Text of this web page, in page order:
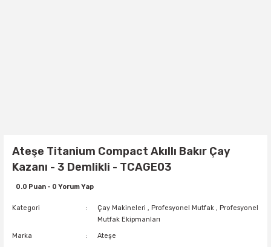
Ateşe Titanium Compact Akıllı Bakır Çay
Kazanı - 3 Demlikli - TCAGE03
0.0 Puan - 0 Yorum Yap
Kategori Çay Makineleri , Profesyonel Mutfak , Profesyonel
Mutfak Ekipmanları
Marka Ateşe